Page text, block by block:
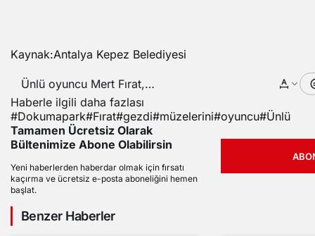
Kaynak:Antalya Kepez Belediyesi
Ünlü oyuncu Mert Fırat,
Dokumapark müzelerini gezdi
Haberle ilgili daha fazlası
#Dokumapark#Fırat#gezdi#müzelerini#oyuncu#Ünlü
Tamamen Ücretsiz Olarak
Bültenimize Abone Olabilirsin
Yeni haberlerden haberdar olmak için fırsatı
kaçırma ve ücretsiz e-posta aboneliğini hemen
başlat.
Benzer Haberler